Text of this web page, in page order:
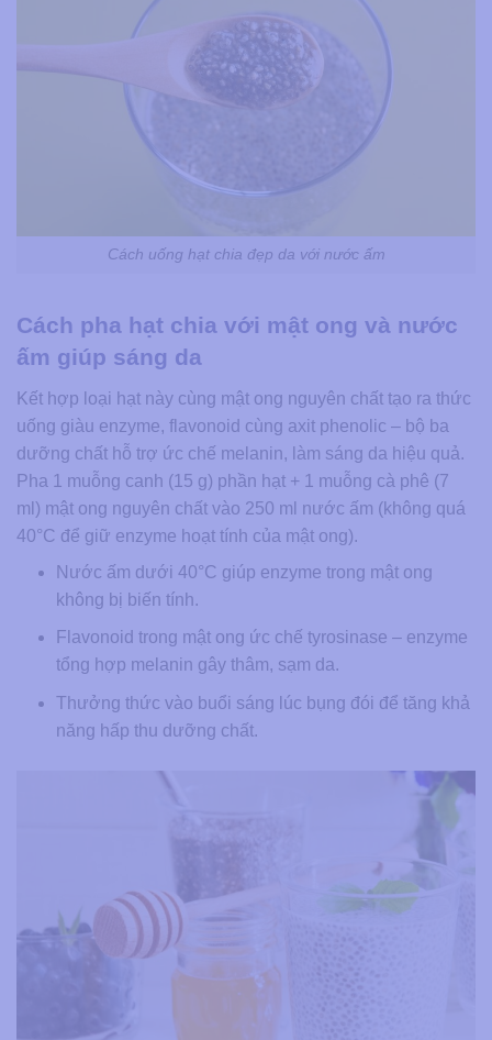
Cách uống hạt chia đẹp da với nước ấm
Cách pha hạt chia với mật ong và nước
ấm giúp sáng da
Kết hợp loại hạt này cùng mật ong nguyên chất tạo ra thức
uống giàu enzyme, flavonoid cùng axit phenolic – bộ ba
dưỡng chất hỗ trợ ức chế melanin, làm sáng da hiệu quả.
Pha 1 muỗng canh (15 g) phần hạt + 1 muỗng cà phê (7
ml) mật ong nguyên chất vào 250 ml nước ấm (không quá
40°C để giữ enzyme hoạt tính của mật ong).
Nước ấm dưới 40°C giúp enzyme trong mật ong
không bị biến tính.
Flavonoid trong mật ong ức chế tyrosinase – enzyme
tổng hợp melanin gây thâm, sạm da.
Thưởng thức vào buổi sáng lúc bụng đói để tăng khả
năng hấp thu dưỡng chất.